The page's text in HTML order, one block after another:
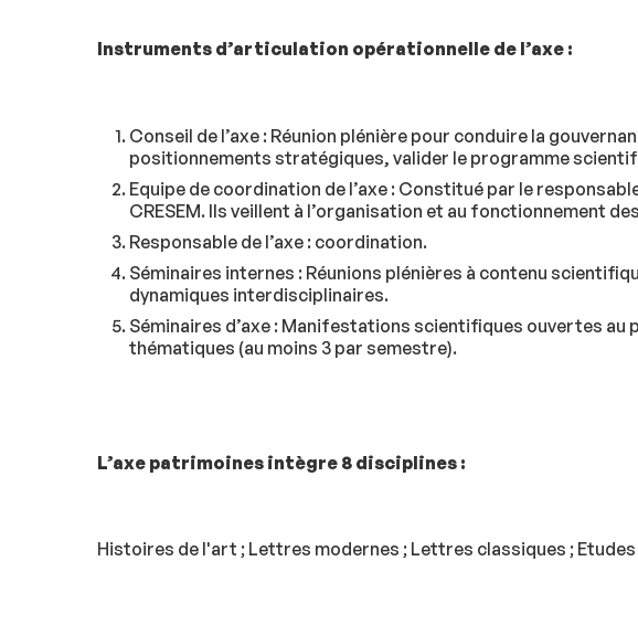
Instruments d’articulation opérationnelle de l’axe :
Conseil de l’axe : Réunion plénière pour conduire la
positionnements stratégiques, valider le programme
Equipe de coordination de l’axe : Constitué par le
CRESEM. Ils veillent à l’organisation et au fonctionnement
Responsable de l’axe : coordination.
Séminaires internes : Réunions plénières à contenu
dynamiques interdisciplinaires.
Séminaires d’axe : Manifestations scientifiques ouvertes au
thématiques (au moins 3 par semestre).
L’axe patrimoines intègre 8 disciplines :
Histoires de l'art ; Lettres modernes ; Lettres classiques ;